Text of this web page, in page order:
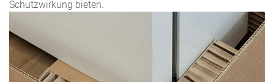
Schutzwirkung bieten.